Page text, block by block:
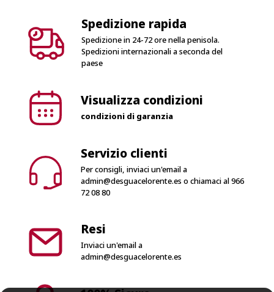
Spedizione rapida
Spedizione in 24-72 ore nella penisola.
Spedizioni internazionali a seconda del
paese
Visualizza condizioni
condizioni di garanzia
Servizio clienti
Per consigli, inviaci un'email a
admin@desguacelorente.es o chiamaci al966
72 08 80
Resi
Inviaci un'email a
admin@desguacelorente.es